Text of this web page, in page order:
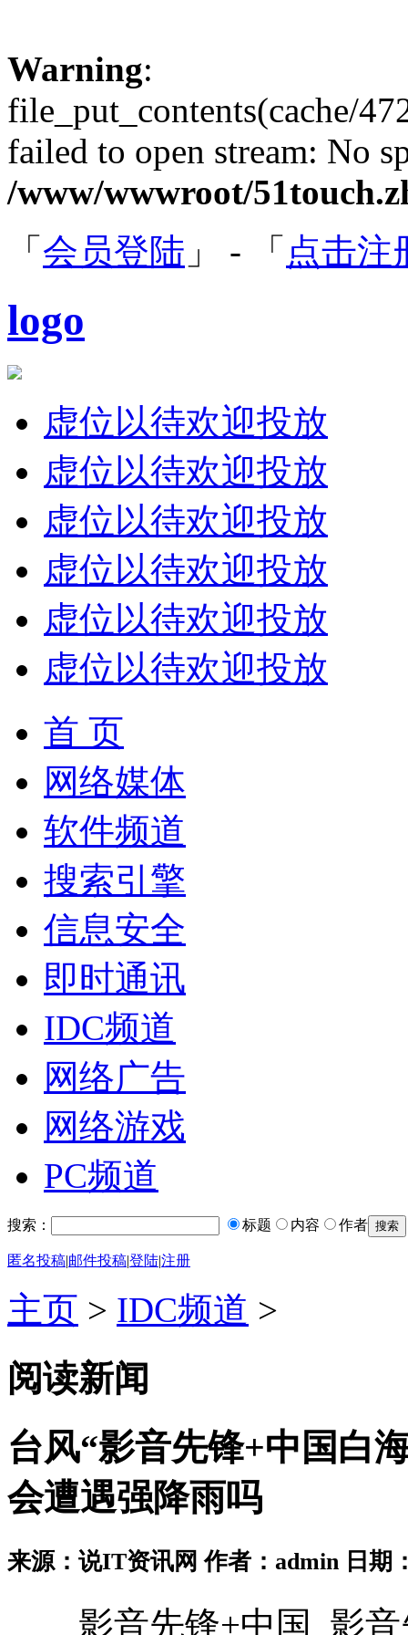
Warning:
file_put_contents(cache/
failed to open stream: No
/www/wwwroot/
「 会员登陆 」 - 「 点击注
logo
虚位以待欢迎投放
虚位以待欢迎投放
虚位以待欢迎投放
虚位以待欢迎投放
虚位以待欢迎投放
虚位以待欢迎投放
首 页
网络媒体
软件频道
搜索引擎
信息安全
即时通讯
IDC频道
网络广告
网络游戏
PC频道
搜索： 标题 内容 作者
匿名投稿|邮件投稿|登陆|注册
主页 > IDC频道 >
阅读新闻
台风“影音先锋+中国白
会遭遇强降雨吗
来源：说IT资讯网 作者：admin 日期
影音先锋+中国_影音